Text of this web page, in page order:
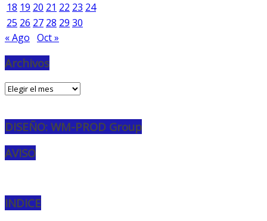
18 19 20 21 22 23 24
25 26 27 28 29 30
« Ago Oct »
Archivos
Archivos
DISEÑO: WM-PROD Group
AVISO
INDICE